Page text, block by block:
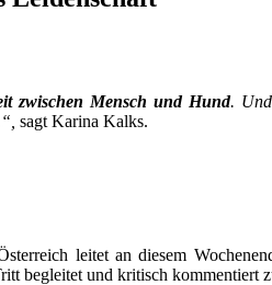
zwischen Mensch und Hund.
sagt Karina Kalks.
leitet an diesem
begleitet und kritisch kommentiert